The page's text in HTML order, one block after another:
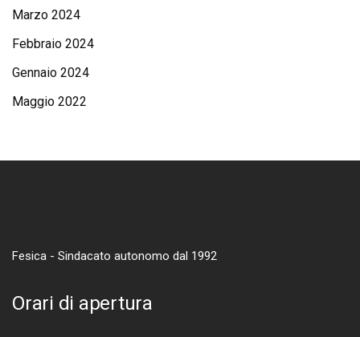
Marzo 2024
Febbraio 2024
Gennaio 2024
Maggio 2022
Fesica - Sindacato autonomo dal 1992
Orari di apertura